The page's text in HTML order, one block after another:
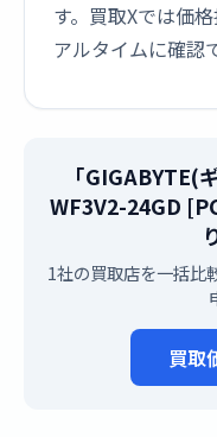
す。買取Xでは価
アルタイムに確認
「
WF3V2-24GD
1社の買取店を一括比
買取